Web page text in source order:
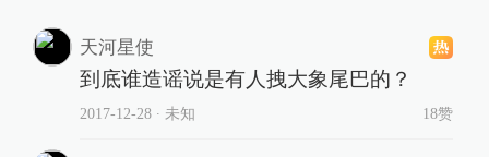
天河星使
到底谁造谣说是有人拽大象尾巴的？
2017-12-28∙ 未知 18赞